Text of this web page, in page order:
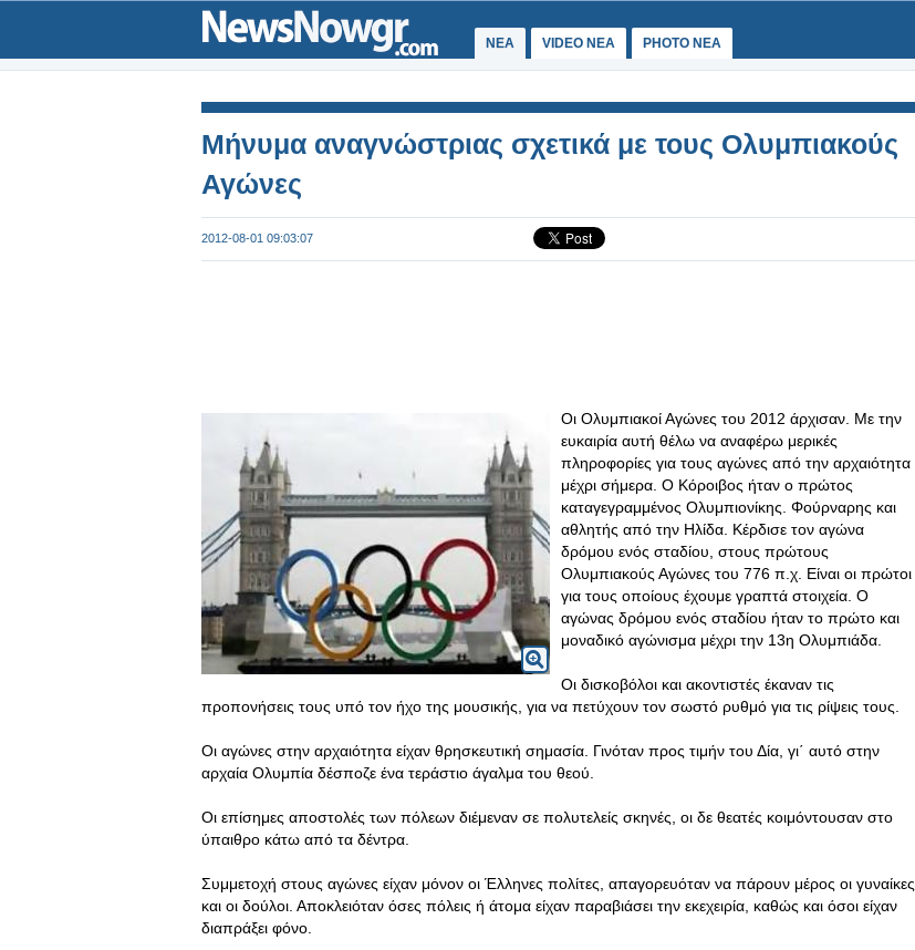
ΝΕΑ VIDEO NEA PHOTO NEA
Μήνυμα αναγνώστριας σχετικά με τους Ολυμπιακούς
Αγώνες
2012-08-01 09:03:07
Οι Ολυμπιακοί Αγώνες του 2012 άρχισαν. Με την
ευκαιρία αυτή θέλω να αναφέρω μερικές
πληροφορίες για τους αγώνες από την αρχαιότητα
μέχρι σήμερα. Ο Κόροιβος ήταν ο πρώτος
καταγεγραμμένος Ολυμπιονίκης. Φούρναρης και
αθλητής από την Ηλίδα. Κέρδισε τον αγώνα
δρόμου ενός σταδίου, στους πρώτους
Ολυμπιακούς Αγώνες του 776 π.χ. Είναι οι πρώτοι
για τους οποίους έχουμε γραπτά στοιχεία. Ο
αγώνας δρόμου ενός σταδίου ήταν το πρώτο και
μοναδικό αγώνισμα μέχρι την 13η Ολυμπιάδα.
Οι δισκοβόλοι και ακοντιστές έκαναν τις
προπονήσεις τους υπό τον ήχο της μουσικής, για να πετύχουν τον σωστό ρυθμό για τις ρίψεις τους.
Οι αγώνες στην αρχαιότητα είχαν θρησκευτική σημασία. Γινόταν προς τιμήν του Δία, γι΄ αυτό στην
αρχαία Ολυμπία δέσποζε ένα τεράστιο άγαλμα του θεού.
Οι επίσημες αποστολές των πόλεων διέμεναν σε πολυτελείς σκηνές, οι δε θεατές κοιμόντουσαν στο
ύπαιθρο κάτω από τα δέντρα.
Συμμετοχή στους αγώνες είχαν μόνον οι Έλληνες πολίτες, απαγορευόταν να πάρουν μέρος οι γυναίκες
και οι δούλοι. Αποκλειόταν όσες πόλεις ή άτομα είχαν παραβιάσει την εκεχειρία, καθώς και όσοι είχαν
διαπράξει φόνο.